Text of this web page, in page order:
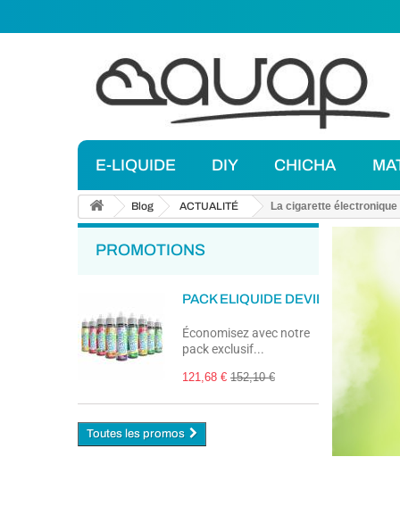
E-LIQUIDE DIY CHICHA
Blog ACTUALITÉ La cigarette
PROMOTIONS
PACK ELIQUIDE DEVIL ICE SQUIZ
Économisez avec notre
pack exclusif...
121,68 € 152,10 €
Toutes les promos